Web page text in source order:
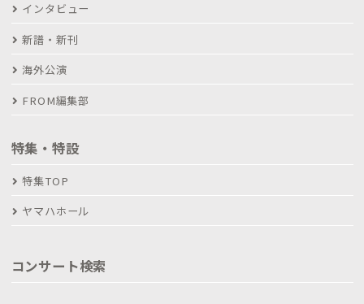
インタビュー
新譜・新刊
海外公演
FROM編集部
特集・特設
特集TOP
ヤマハホール
コンサート検索